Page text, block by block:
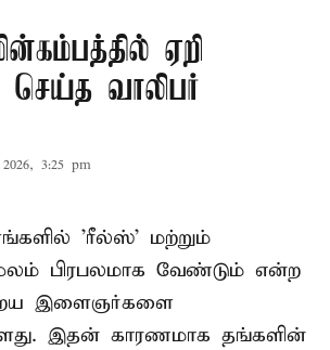
ஏறி
செய்த வாலிபர்
3:25 pm
'ரீல்ஸ்' மற்றும்
பிரபலமாக வேண்டும் என்ற
இளைஞர்களை
இதன் காரணமாக தங்களின்